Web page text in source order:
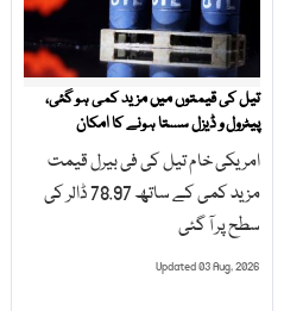
تیل کی قیمتوں میں مزید کمی ہو گئی،
پیٹرول و ڈیزل سستا ہونے کا امکان
امریکی خام تیل کی فی بیرل قیمت
مزید کمی کے ساتھ 78.97 ڈالر کی
سطح پر آ گئی
Updated 03 Aug, 2026